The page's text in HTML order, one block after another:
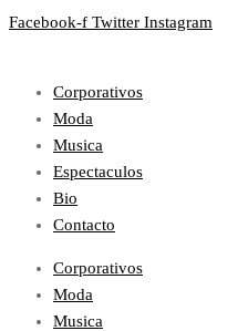
Facebook-f Twitter Instagram
Corporativos
Moda
Musica
Espectaculos
Bio
Contacto
Corporativos
Moda
Musica